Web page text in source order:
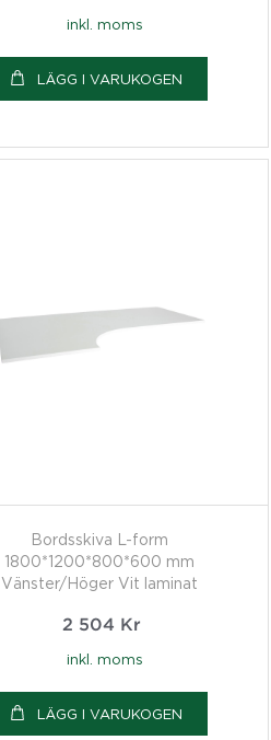
inkl. moms
LÄGG I VARUKOGEN
Bordsskiva L-form
1800*1200*800*600 mm
Vänster/Höger Vit laminat
2 504 Kr
inkl. moms
LÄGG I VARUKOGEN